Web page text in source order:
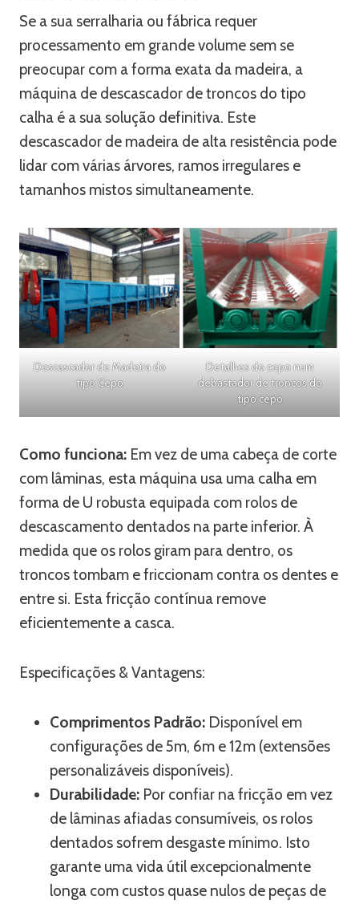
Se a sua serralharia ou fábrica requer
processamento em grande volume sem se
preocupar com a forma exata da madeira, a
máquina de descascador de troncos do tipo
calha é a sua solução definitiva. Este
descascador de madeira de alta resistência pode
lidar com várias árvores, ramos irregulares e
tamanhos mistos simultaneamente.
Descascador de Madeira do
tipo Cepo
Detalhes do cepo num
debastador de troncos do
tipo cepo
Como funciona: Em vez de uma cabeça de corte
com lâminas, esta máquina usa uma calha em
forma de U robusta equipada com rolos de
descascamento dentados na parte inferior. À
medida que os rolos giram para dentro, os
troncos tombam e friccionam contra os dentes e
entre si. Esta fricção contínua remove
eficientemente a casca.
Especificações & Vantagens:
Comprimentos Padrão: Disponível em
configurações de 5m, 6m e 12m (extensões
personalizáveis disponíveis).
Durabilidade: Por confiar na fricção em vez
de lâminas afiadas consumíveis, os rolos
dentados sofrem desgaste mínimo. Isto
garante uma vida útil excepcionalmente
longa com custos quase nulos de peças de